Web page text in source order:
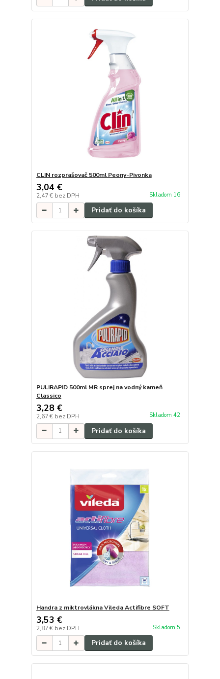
CLIN rozprašovač 500ml Peony-Pivonka
3,04 €
2,47 € bez DPH Skladom 16
Pridať do košíka
PULIRAPID 500ml MR sprej na vodný kameň
Classico
3,28 €
2,67 € bez DPH Skladom 42
Pridať do košíka
Handra z miktrovlákna Vileda Actifibre SOFT
3,53 €
2,87 € bez DPH Skladom 5
Pridať do košíka